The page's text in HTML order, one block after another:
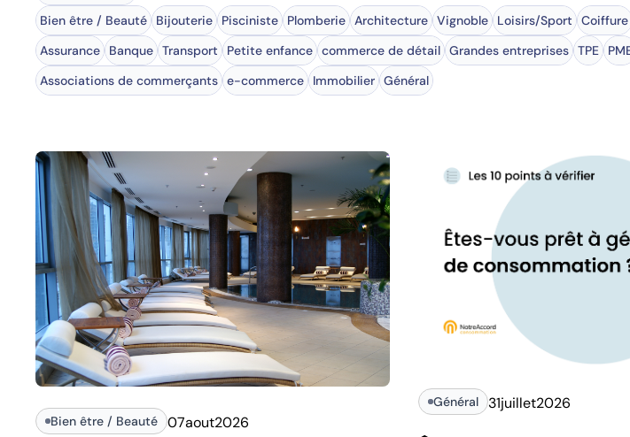
Bien être / Beauté
Bijouterie Pisciniste Plomberie Architecture Vignoble Loisirs/Sport Coiffure
Assurance
Banque Transport Petite enfance commerce de détail Grandes entreprises TPE
Associations de commerçants e-commerce Immobilier Général
Bien être / Beauté 07aout2026
Général 31juillet2026